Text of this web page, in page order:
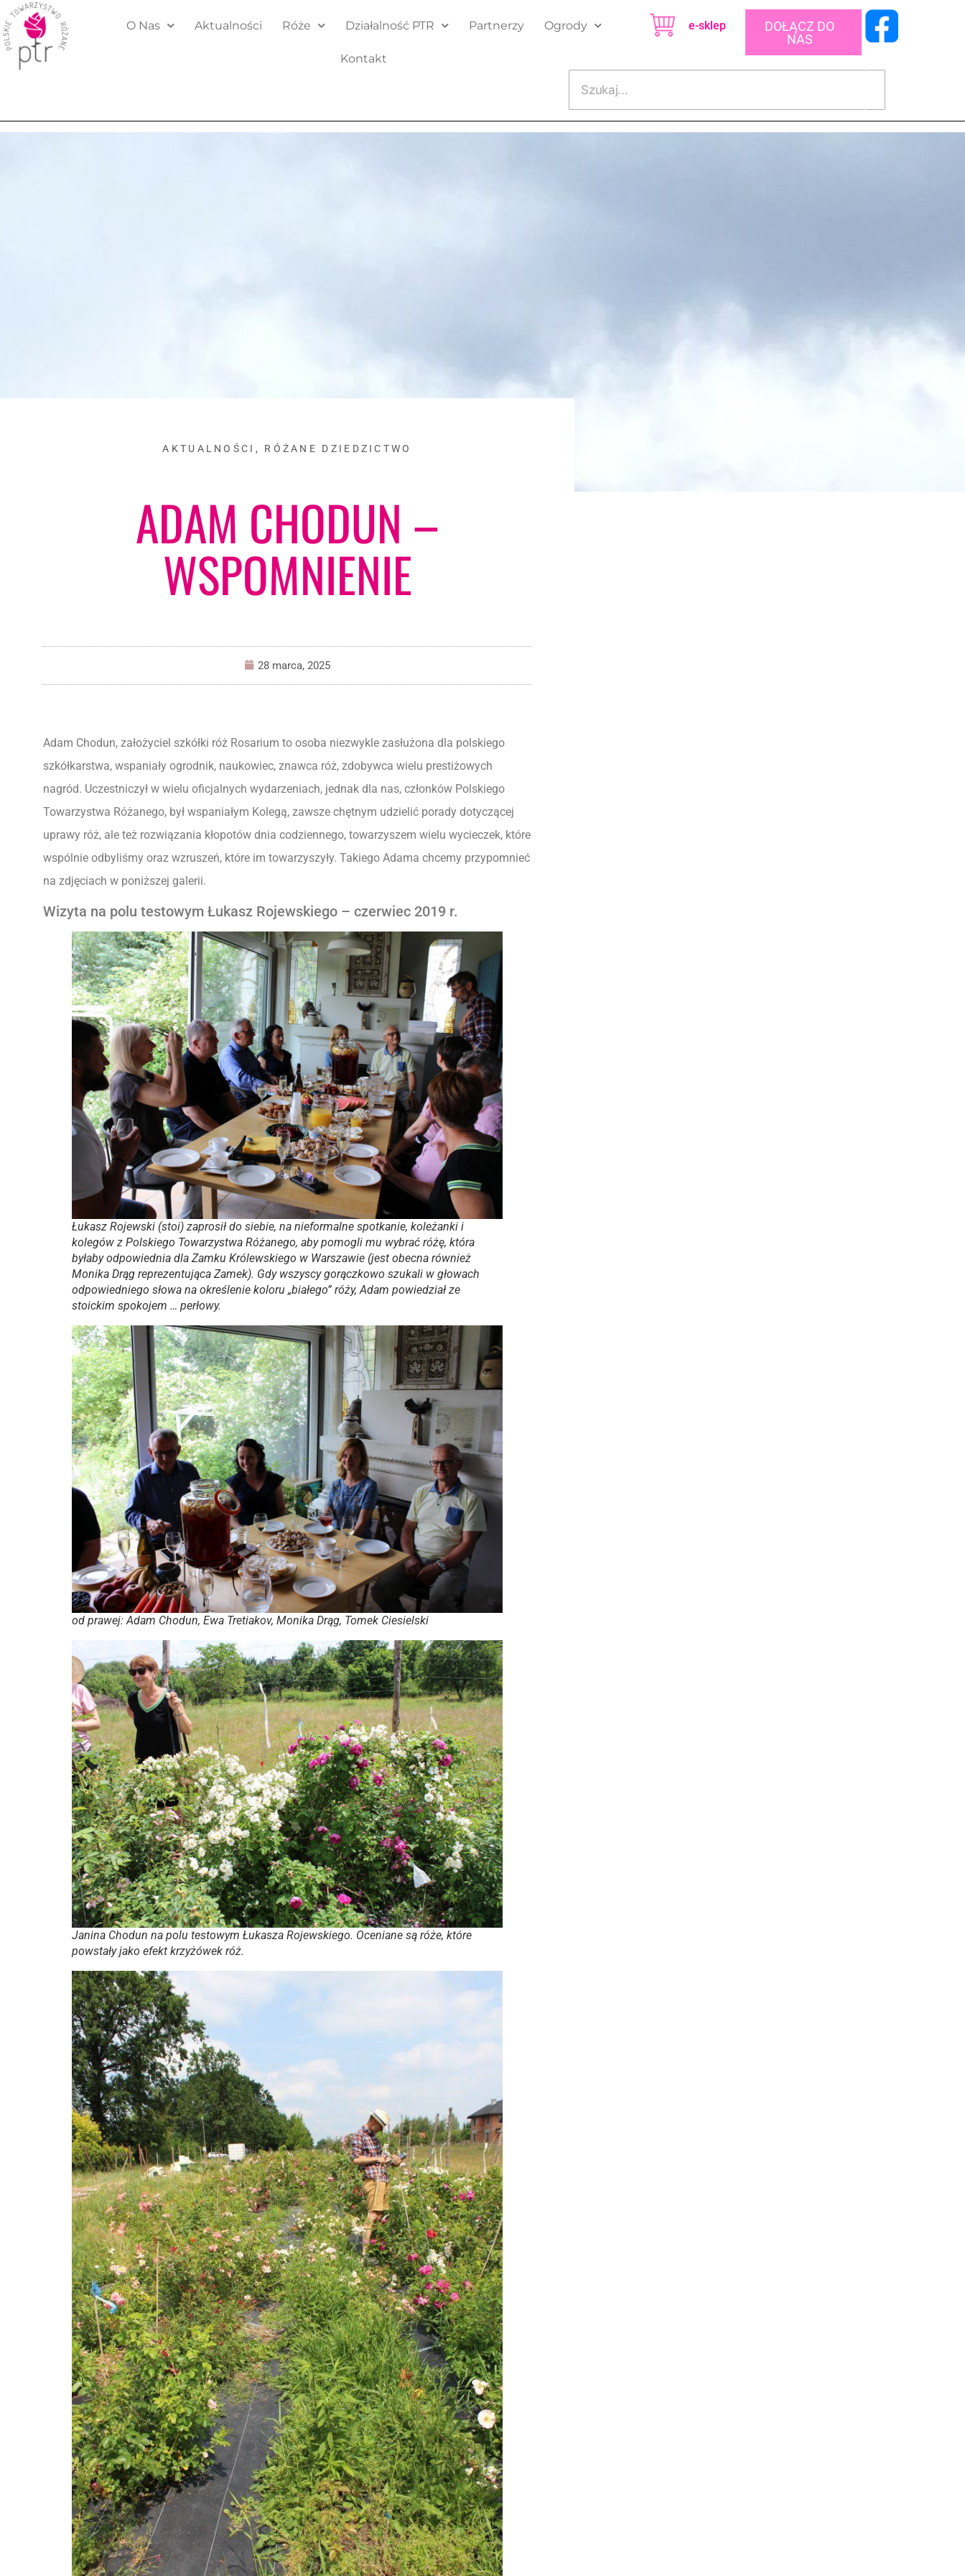
O Nas Aktualności Róże Działalność PTR Partnerzy Ogrody
Kontakt
e-sklep
DOŁĄCZ DO
NAS
AKTUALNOŚCI , RÓŻANE DZIEDZICTWO
ADAM CHODUN –
WSPOMNIENIE
28 marca, 2025
Adam Chodun, założyciel szkółki róż Rosarium to osoba niezwykle zasłużona dla polskiego
szkółkarstwa, wspaniały ogrodnik, naukowiec, znawca róż, zdobywca wielu prestiżowych
nagród. Uczestniczył w wielu oficjalnych wydarzeniach, jednak dla nas, członków Polskiego
Towarzystwa Różanego, był wspaniałym Kolegą, zawsze chętnym udzielić porady dotyczącej
uprawy róż, ale też rozwiązania kłopotów dnia codziennego, towarzyszem wielu wycieczek, które
wspólnie odbyliśmy oraz wzruszeń, które im towarzyszyły. Takiego Adama chcemy przypomnieć
na zdjęciach w poniższej galerii.
Wizyta na polu testowym Łukasz Rojewskiego – czerwiec 2019 r.
Łukasz Rojewski (stoi) zaprosił do siebie, na nieformalne spotkanie, koleżanki i
kolegów z Polskiego Towarzystwa Różanego, aby pomogli mu wybrać różę, która
byłaby odpowiednia dla Zamku Królewskiego w Warszawie (jest obecna również
Monika Drąg reprezentująca Zamek). Gdy wszyscy gorączkowo szukali w głowach
odpowiedniego słowa na określenie koloru „białego” róży, Adam powiedział ze
stoickim spokojem … perłowy.
od prawej: Adam Chodun, Ewa Tretiakov, Monika Drąg, Tomek Ciesielski
Janina Chodun na polu testowym Łukasza Rojewskiego. Oceniane są róże, które
powstały jako efekt krzyżówek róż.